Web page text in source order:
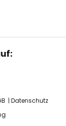
Datenschutz